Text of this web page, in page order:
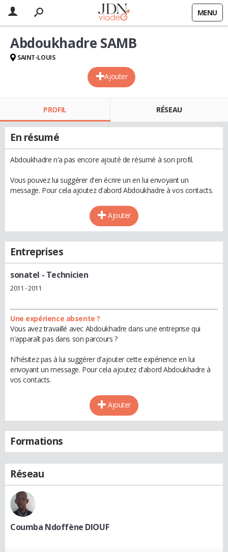
MENU
Ajouter
Abdoukhadre SAMB
SAINT-LOUIS
PROFIL RÉSEAU
En résumé
Abdoukhadre n'a pas encore ajouté de résumé à son profil.
Vous pouvez lui suggérer d'en écrire un en lui envoyant un
message. Pour cela ajoutez d'abord Abdoukhadre à vos contacts.
Ajouter
Entreprises
sonatel - Technicien
2011 - 2011
Une expérience absente ?
Vous avez travaillé avec Abdoukhadre dans une entreprise qui
n'apparaît pas dans son parcours ?
N'hésitez pas à lui suggérer d'ajouter cette expérience en lui
envoyant un message. Pour cela ajoutez d'abord Abdoukhadre à
vos contacts.
Ajouter
Formations
Réseau
Coumba Ndoffène DIOUF